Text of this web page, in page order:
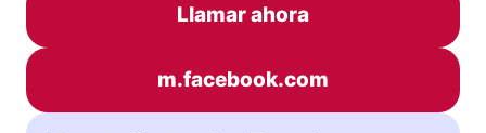
Llamar ahora
m.facebook.com